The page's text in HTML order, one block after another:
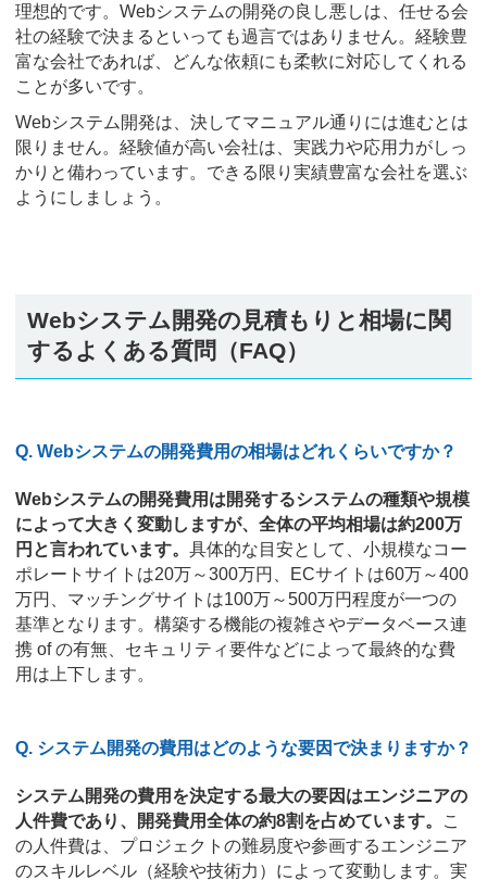
理想的です。Webシステムの開発の良し悪しは、任せる会
社の経験で決まるといっても過言ではありません。経験豊
富な会社であれば、どんな依頼にも柔軟に対応してくれる
ことが多いです。
Webシステム開発は、決してマニュアル通りには進むとは
限りません。経験値が高い会社は、実践力や応用力がしっ
かりと備わっています。できる限り実績豊富な会社を選ぶ
ようにしましょう。
Webシステム開発の見積もりと相場に関
するよくある質問（FAQ）
Q. Webシステムの開発費用の相場はどれくらいですか？
Webシステムの開発費用は開発するシステムの種類や規模
によって大きく変動しますが、全体の平均相場は約200万
円と言われています。 具体的な目安として、小規模なコー
ポレートサイトは20万～300万円、ECサイトは60万～400
万円、マッチングサイトは100万～500万円程度が一つの
基準となります。構築する機能の複雑さやデータベース連
携 of の有無、セキュリティ要件などによって最終的な費
用は上下します。
Q. システム開発の費用はどのような要因で決まりますか？
システム開発の費用を決定する最大の要因はエンジニアの
人件費であり、開発費用全体の約8割を占めています。
こ
の人件費は、プロジェクトの難易度や参画するエンジニア
のスキルレベル（経験や技術力）によって変動します。実